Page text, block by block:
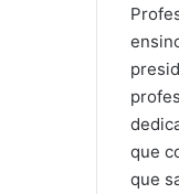
que
que